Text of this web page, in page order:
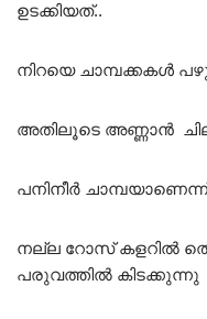
ഉടക്കിയത്..
നിറയെ ചാമ്പക്കകൾ
അതിലൂടെ അണ്ണാൻ
പനിനീർ
നല്ല റോസ് കളറിൽ
പരുവത്തിൽ കിടക്കുന്നു